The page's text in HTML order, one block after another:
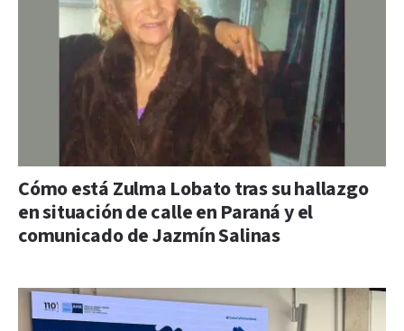
Cómo está Zulma Lobato tras su hallazgo
en situación de calle en Paraná y el
comunicado de Jazmín Salinas